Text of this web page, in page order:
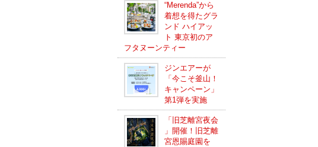
“Merenda”から
着想を得たグラ
ンド ハイアッ
ト 東京初のア
フタヌーンティー
ジンエアーが
「今こそ釜山！
キャンペーン」
第1弾を実施
「旧芝離宮夜会
」開催！旧芝離
宮恩賜庭園を